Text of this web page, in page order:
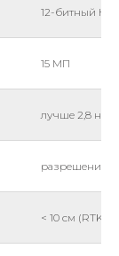
12-битный
15 МП
лучше 2,8 нм
разрешение <
< 10 см (RTK)